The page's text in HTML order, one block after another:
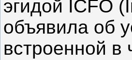
эгидой ICFO
объявила об
встроенной в